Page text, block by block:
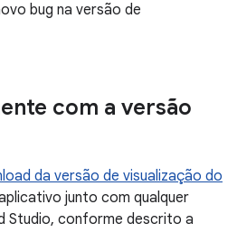
bug na versão de
com a versão
da versão de visualização do
junto com qualquer
Studio, conforme descrito a